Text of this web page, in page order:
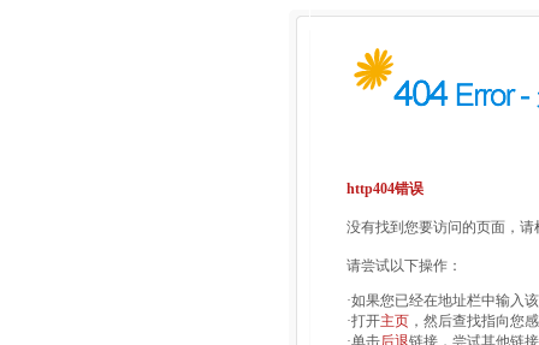
http404错误
没有找到您要访问的页面，
请尝试以下操作：
·如果您已经在地址栏中输入
·打开主页 ，然后查找指向您
·单击后退链接，尝试其他链